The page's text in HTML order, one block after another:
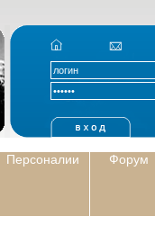
Персоналии Форум